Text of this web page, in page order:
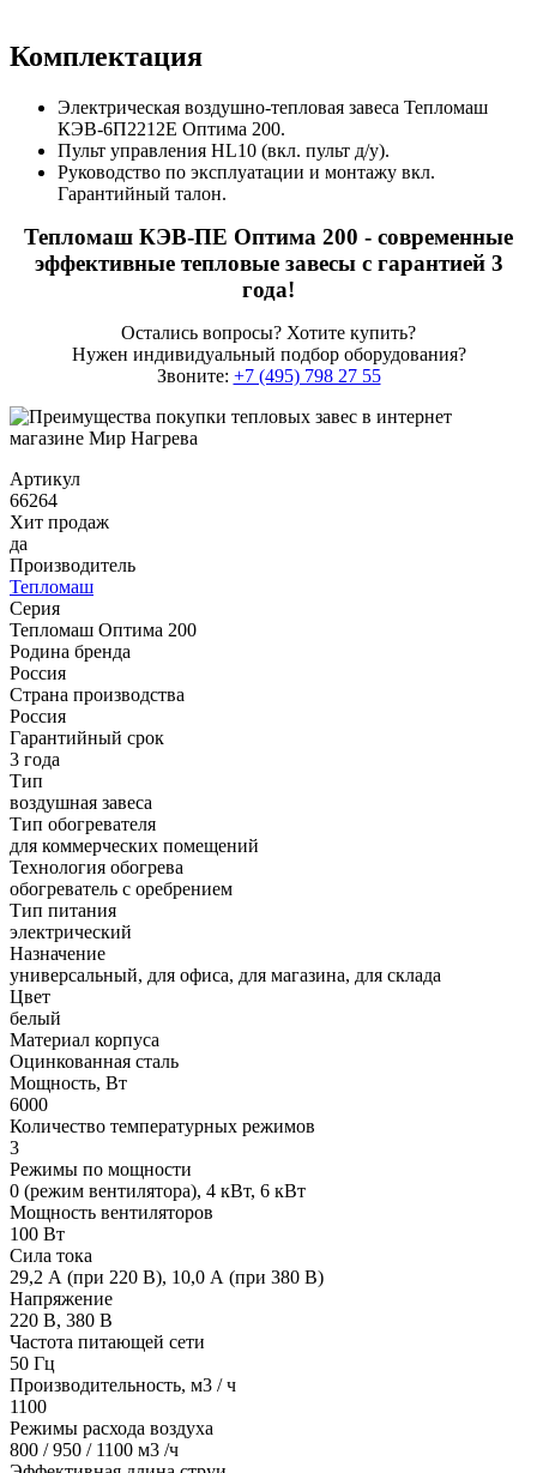
Комплектация
Электрическая воздушно-тепловая завеса Тепломаш
КЭВ-6П2212Е Оптима 200.
Пульт управления HL10 (вкл. пульт д/у).
Руководство по эксплуатации и монтажу вкл.
Гарантийный талон.
Тепломаш КЭВ-ПЕ Оптима 200 - современные
эффективные тепловые завесы с гарантией 3
года!
Остались вопросы? Хотите купить?
Нужен индивидуальный подбор оборудования?
Звоните: +7 (495) 798 27 55
Артикул
66264
Хит продаж
да
Производитель
Тепломаш
Серия
Тепломаш Оптима 200
Родина бренда
Россия
Страна производства
Россия
Гарантийный срок
3 года
Тип
воздушная завеса
Тип обогревателя
для коммерческих помещений
Технология обогрева
обогреватель с оребрением
Тип питания
электрический
Назначение
универсальный, для офиса, для магазина, для склада
Цвет
белый
Материал корпуса
Оцинкованная сталь
Мощность, Вт
6000
Количество температурных режимов
3
Режимы по мощности
0 (режим вентилятора), 4 кВт, 6 кВт
Мощность вентиляторов
100 Вт
Сила тока
29,2 А (при 220 В), 10,0 А (при 380 В)
Напряжение
220 В, 380 В
Частота питающей сети
50 Гц
Производительность, м3 / ч
1100
Режимы расхода воздуха
800 / 950 / 1100 м3 /ч